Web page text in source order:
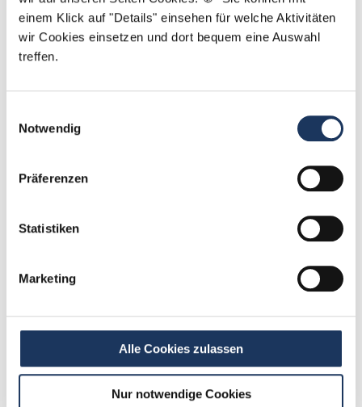
einem Klick auf "Details" einsehen für welche Aktivitäten
wir Cookies einsetzen und dort bequem eine Auswahl
treffen.
Notwendig
Präferenzen
Statistiken
Marketing
Alle Cookies zulassen
Nur notwendige Cookies
Ansprechpartnerin
Gerne helfe ich Ihnen dabei, eine neue Stelle in
haben.
Jetzt zur kostenlosen Stellenanfrage
bewerbung@dzas.de